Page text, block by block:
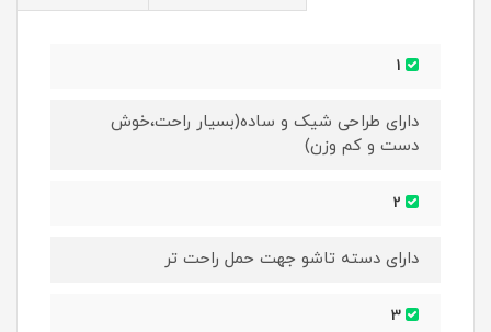
دارای طراحی شیک و ساده(بسیار راحت،خوش
دست و کم وزن)
دارای دسته تاشو جهت حمل راحت تر